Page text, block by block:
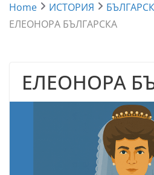
Home ИСТОРИЯ
ЕЛЕОНОРА БЪЛГАРСКА
ЕЛЕОНОРА